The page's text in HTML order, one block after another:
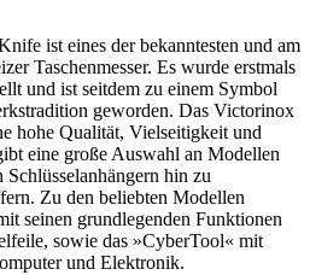
ist eines der bekanntesten und am
Taschenmesser. Es wurde erstmals
und ist seitdem zu einem Symbol
geworden. Das Victorinox
hohe Qualität, Vielseitigkeit und
eine große Auswahl an Modellen
hin zu
Zu den beliebten Modellen
seinen grundlegenden Funktionen
sowie das »CyberTool« mit
und Elektronik.